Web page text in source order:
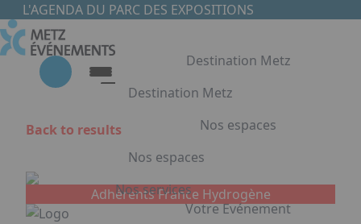
Skip to main content
L'AGENDA DU PARC DES EXPOSITIONS
Destination Metz
Destination Metz
Choisir Metz
Accès & Hébergement
Nos espaces
Nos espaces
Nos espaces
Nos services
Votre Evénement
Back to results
Adhérents France Hydrogène
Cookies management panel